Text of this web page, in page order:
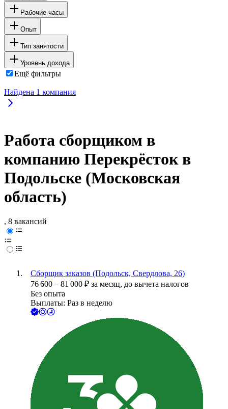
Рабочие часы
Опыт
Тип занятости
Уровень дохода
Ещё фильтры
Найдена 1 компания
Работа сборщиком в
компанию Перекрёсток в
Подольске (Московская
область)
, 8 вакансий
Сборщик заказов (Подольск, Свердлова, 26)
76 600 – 81 000 ₽ за месяц, до вычета налогов
Без опыта
Выплаты: Раз в неделю